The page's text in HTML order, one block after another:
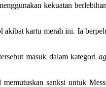
kekuatan
kartu merah ini. Ia
masuk dalam kategori
sanksi untuk